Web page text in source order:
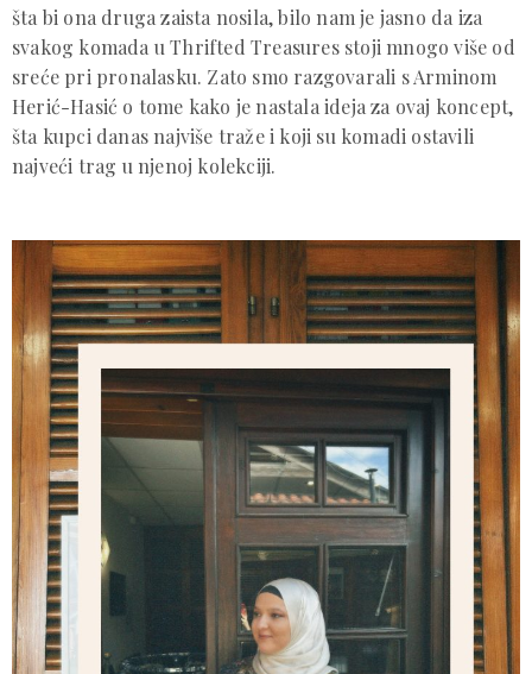
šta bi ona druga zaista nosila, bilo nam je jasno da iza
svakog komada u Thrifted Treasures stoji mnogo više od
sreće pri pronalasku. Zato smo razgovarali s Arminom
Herić-Hasić o tome kako je nastala ideja za ovaj koncept,
šta kupci danas najviše traže i koji su komadi ostavili
najveći trag u njenoj kolekciji.